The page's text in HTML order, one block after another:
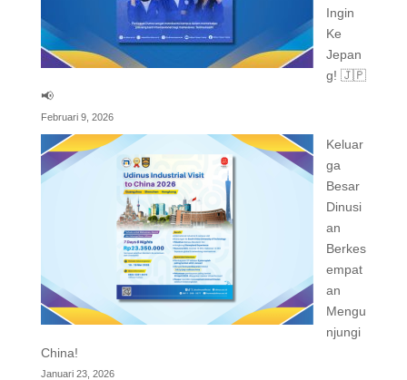
Ingin
Ke
Jepan
g! 🇯🇵
📢
Februari 9, 2026
Keluar
ga
Besar
Dinusi
an
Berkes
empat
an
Mengu
njungi
China!
Januari 23, 2026